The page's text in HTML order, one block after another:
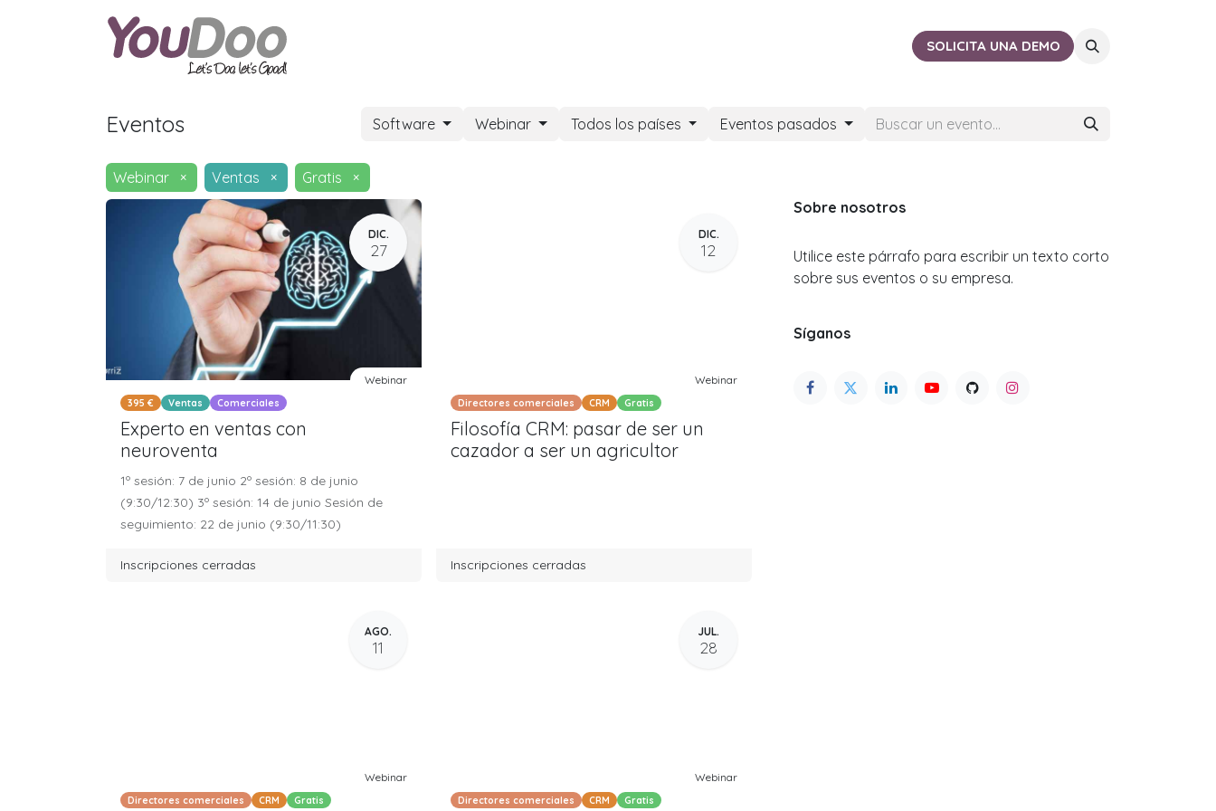
CERCA DE TISOLICITA UNA DEMO
Eventos Software Webinar Todos los países Eventos pasados
Webinar × Ventas × Gratis ×
DIC.
27
Webinar
395 € Ventas Comerciales
Experto en ventas con
neuroventa
1º sesión: 7 de junio 2º sesión: 8 de junio
(9:30/12:30) 3º sesión: 14 de junio Sesión de
seguimiento: 22 de junio (9:30/11:30)
Inscripciones cerradas
DIC.
12
Webinar
Directores comerciales CRM Gratis
Filosofía CRM: pasar de ser un
cazador a ser un agricultor
Inscripciones cerradas
AGO.
11
Webinar
Directores comerciales CRM Gratis
JUL.
28
Webinar
Directores comerciales CRM Gratis
Sobre nosotros
Utilice este párrafo para escribir un texto corto
sobre sus eventos o su empresa.
Síganos